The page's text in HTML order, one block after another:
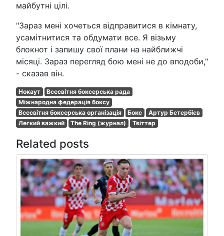
майбутні цілі.
"Зараз мені хочеться відправитися в кімнату,
усамітнитися та обдумати все. Я візьму
блокнот і запишу свої плани на найближчі
місяці. Зараз перегляд бою мені не до вподоби,"
- сказав він.
Нокаут
Всесвітня боксерська рада
Міжнародна федерація боксу
Всесвітня боксерська організація
Бокс
Артур Бетербієв
Легкий важкий
The Ring (журнал) Твіттер
Related posts